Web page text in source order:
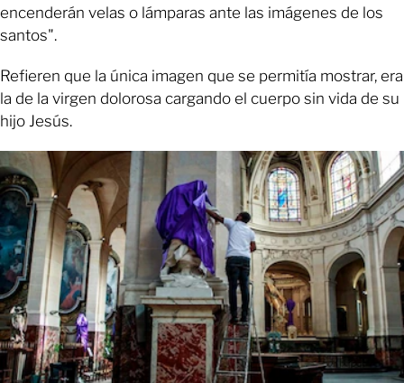
encenderán velas o lámparas ante las imágenes de los
santos".
Refieren que la única imagen que se permitía mostrar, era
la de la virgen dolorosa cargando el cuerpo sin vida de su
hijo Jesús.